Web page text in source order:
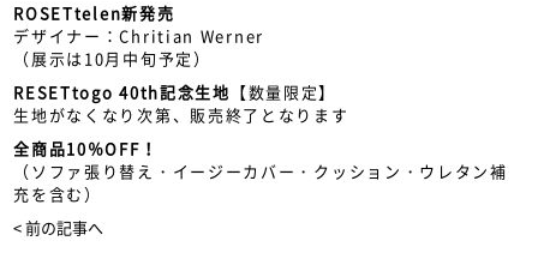
ROSETtelen新発売
デザイナー：Chritian Werner
（展示は10月中旬予定）
RESETtogo 40th記念生地 【数量限定】
生地がなくなり次第、販売終了となります
全商品10％OFF！
（ソファ張り替え・イージーカバー・クッション・ウレタン補
充を含む）
< 前の記事へ